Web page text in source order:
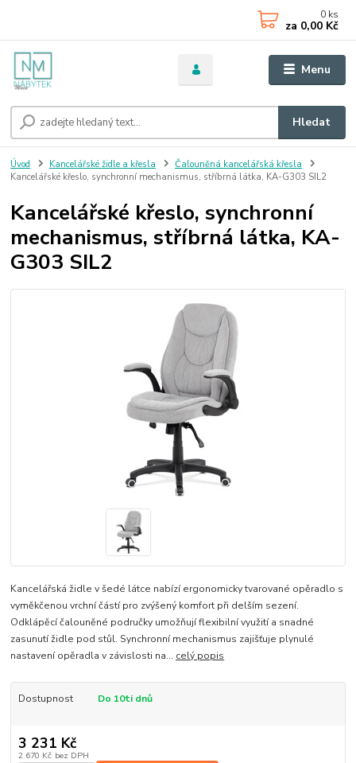
Menu
Hledat
0 ks
za 0,00 Kč
Úvod Kancelářské židle a křesla
Čalouněná kancelářská křesla
Kancelářské křeslo, synchronní mechanismus, stříbrná látka, KA-G303 SIL2
Kancelářské křeslo, synchronní
mechanismus, stříbrná látka, KA-
G303 SIL2
Kancelářská židle v šedé látce nabízí ergonomicky tvarované opěradlo s
vyměkčenou vrchní částí pro zvýšený komfort při delším sezení.
Odklápěcí čalouněné područky umožňují flexibilní využití a snadné
zasunutí židle pod stůl. Synchronní mechanismus zajišťuje plynulé
nastavení opěradla v závislosti na... celý popis
Dostupnost Do 10ti dnů
3 231 Kč
2 670 Kč bez DPH